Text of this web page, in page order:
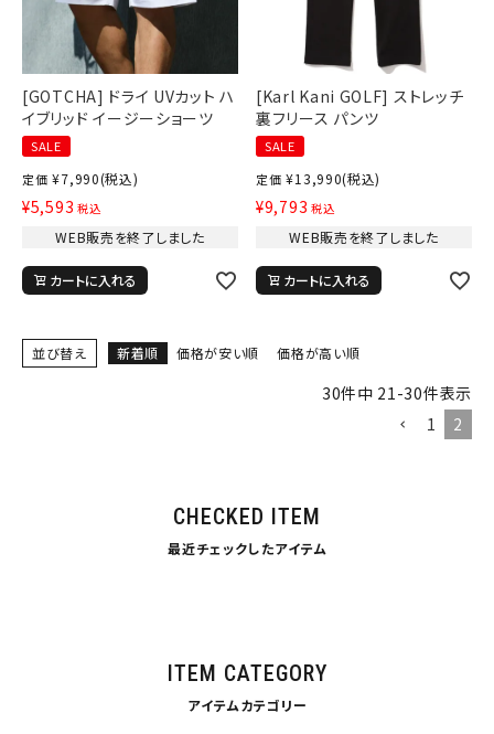
[GOTCHA] ドライ UVカット ハ
イブリッド イージーショーツ
SALE
定価 ¥7,990(税込)
¥5,593 税込
WEB販売を終了しました
カートに入れる
[Karl Kani GOLF] ストレッチ
裏フリース パンツ
SALE
定価 ¥13,990(税込)
¥9,793 税込
WEB販売を終了しました
カートに入れる
並び替え 新着順 価格が安い順 価格が高い順
30件中 21-30件表示
1
2
CHECKED ITEM
最近チェックしたアイテム
ITEM CATEGORY
アイテムカテゴリー